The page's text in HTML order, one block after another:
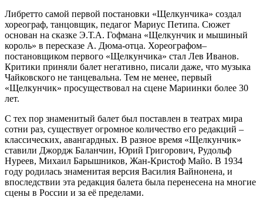
Либретто самой первой постановки «Щелкунчика» создал
хореограф, танцовщик, педагог Мариус Петипа. Сюжет
основан на сказке Э.Т.А. Гофмана «Щелкунчик и мышиный
король» в пересказе А. Дюма-отца. Хореографом–
постановщиком первого «Щелкунчика» стал Лев Иванов.
Критики приняли балет негативно, писали даже, что музыка
Чайковского не танцевальна. Тем не менее, первый
«Щелкунчик» просуществовал на сцене Мариинки более 30
лет.
С тех пор знаменитый балет был поставлен в театрах мира
сотни раз, существует огромное количество его редакций –
классических, авангардных. В разное время «Щелкунчик»
ставили Джордж Баланчин, Юрий Григорович, Рудольф
Нуреев, Михаил Барышников, Жан-Кристоф Майо. В 1934
году родилась знаменитая версия Василия Вайнонена, и
впоследствии эта редакция балета была перенесена на многие
сцены в России и за её пределами.